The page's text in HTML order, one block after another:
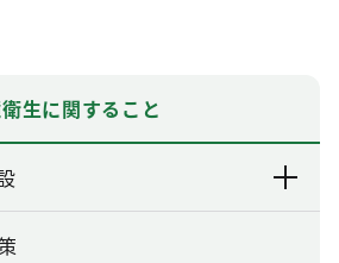
生に関すること